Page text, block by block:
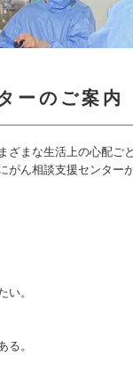
ーのご案内
ざまな生活上の心配ご
がん相談支援センター
い。
る。